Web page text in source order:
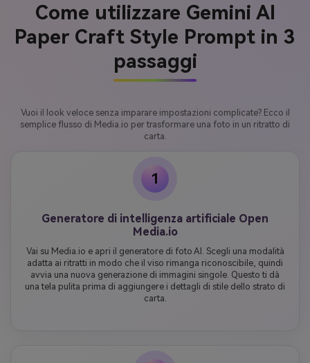
Come utilizzare Gemini AI
Paper Craft Style Prompt in 3
passaggi
Vuoi il look veloce senza imparare impostazioni complicate? Ecco il
semplice flusso di Media.io per trasformare una foto in un ritratto di
carta.
1
Generatore di intelligenza artificiale Open
Media.io
Vai su Media.io e apri il generatore di foto AI. Scegli una modalità
adatta ai ritratti in modo che il viso rimanga riconoscibile, quindi
avvia una nuova generazione di immagini singole. Questo ti dà
una tela pulita prima di aggiungere i dettagli di stile dello strato di
carta.